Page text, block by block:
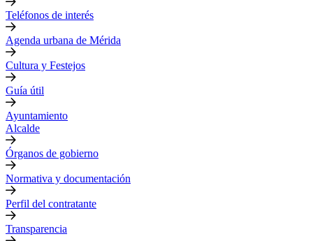
Teléfonos de interés
Agenda urbana de Mérida
Cultura y Festejos
Guía útil
Ayuntamiento
Alcalde
Órganos de gobierno
Normativa y documentación
Perfil del contratante
Transparencia